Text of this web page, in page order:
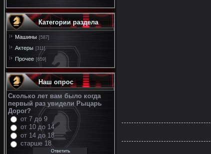
Категории раздела
Машины [587]
Актеры [311]
Прочее [659]
Наш опрос
Сколько лет вам было когда
первый раз увидели Рыцарь
Дорог?
от 7 до 9
от 10 до 14
от 14 до 18
старше 18